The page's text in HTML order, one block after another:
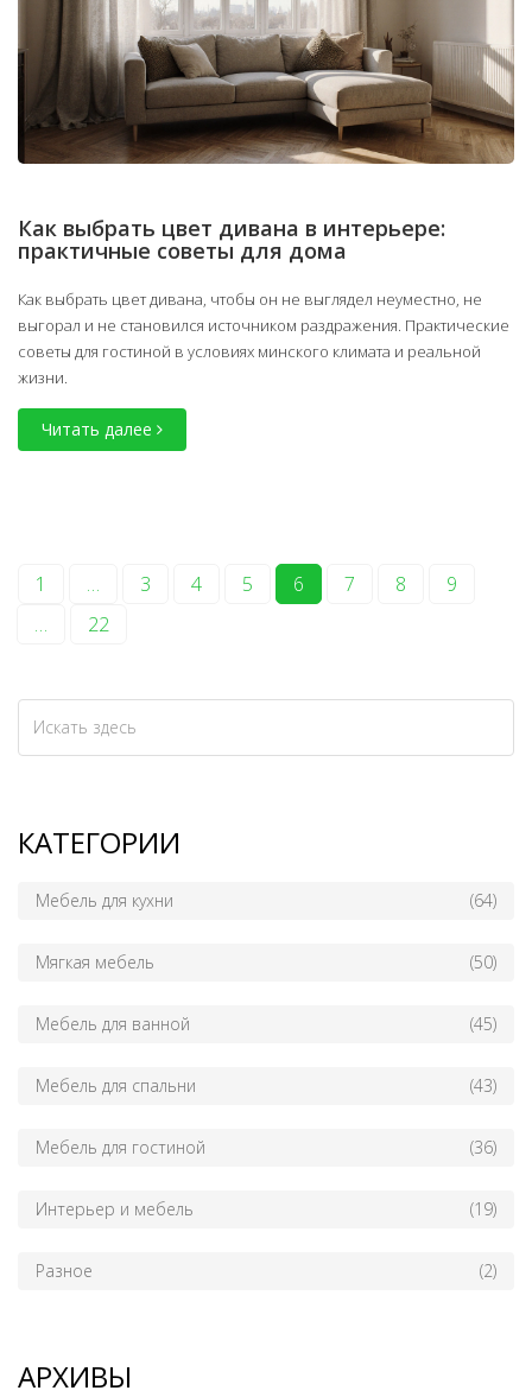
Как выбрать цвет дивана в интерьере:
практичные советы для дома
Как выбрать цвет дивана, чтобы он не выглядел неуместно, не
выгорал и не становился источником раздражения. Практические
советы для гостиной в условиях минского климата и реальной
жизни.
Читать далее
1 … 3 4 5 6 7 8
9
…
22
КАТЕГОРИИ
Мебель для кухни (64)
Мягкая мебель (50)
Мебель для ванной (45)
Мебель для спальни (43)
Мебель для гостиной (36)
Интерьер и мебель (19)
Разное (2)
АРХИВЫ